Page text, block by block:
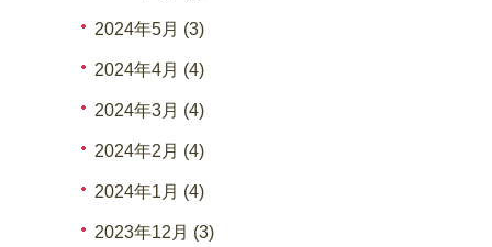
2024年5月 (3)
2024年4月 (4)
2024年3月 (4)
2024年2月 (4)
2024年1月 (4)
2023年12月 (3)